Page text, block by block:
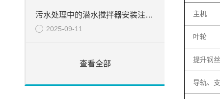
污水处理中的潜水搅拌器安装注意事项
2025-09-11
查看全部
主机
叶轮
提升钢
导轨、